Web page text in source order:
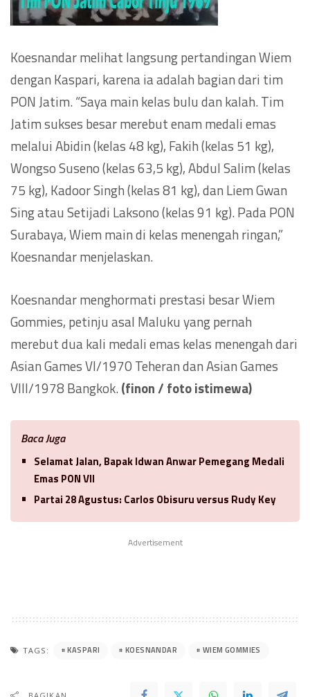
Koesnandar melihat langsung pertandingan Wiem
dengan Kaspari, karena ia adalah bagian dari tim
PON Jatim. “Saya main kelas bulu dan kalah. Tim
Jatim sukses besar merebut enam medali emas
melalui Abidin (kelas 48 kg), Fakih (kelas 51 kg),
Wongso Suseno (kelas 63,5 kg), Abdul Salim (kelas
75 kg), Kadoor Singh (kelas 81 kg), dan Liem Gwan
Sing atau Setijadi Laksono (kelas 91 kg). Pada PON
Surabaya, Wiem main di kelas menengah ringan,”
Koesnandar menjelaskan.
Koesnandar menghormati prestasi besar Wiem
Gommies, petinju asal Maluku yang pernah
merebut dua kali medali emas kelas menengah dari
Asian Games VI/1970 Teheran dan Asian Games
VIII/1978 Bangkok.(finon / foto istimewa)
Baca Juga
Selamat Jalan, Bapak Idwan Anwar Pemegang Medali
Emas PON VII
Partai 28 Agustus: Carlos Obisuru versus Rudy Key
Advertisement
TAGS: KASPARI KOESNANDAR WIEM GOMMIES